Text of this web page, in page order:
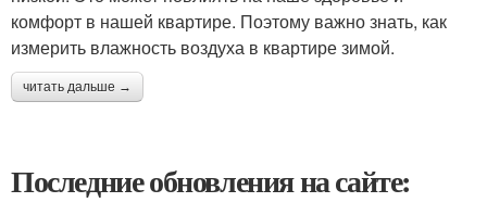
комфорт в нашей квартире. Поэтому важно знать, как
измерить влажность воздуха в квартире зимой.
читать дальше →
Последние обновления на сайте: